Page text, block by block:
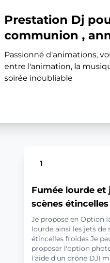
Prestation Dj
communion ,
Passionné d'animations,
entre l'animation, la
soirée inoubliable
1
Fumée lourde et
scènes
Je propose en Option
lourde ainsi les jets de
étincelles froides Je
proposer l'option
l'aide d'un drône DJI